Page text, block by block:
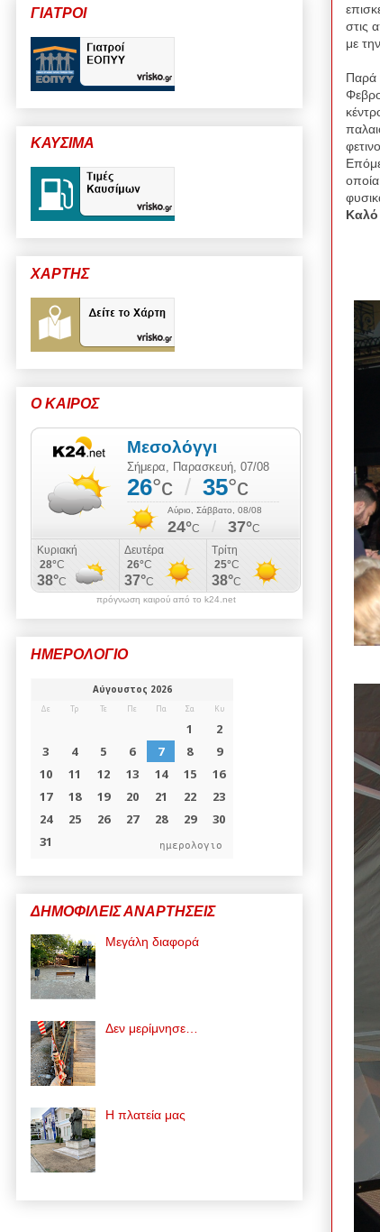
στις
με
Παρά
Καλό
ΓΙΑΤΡΟΙ
ΚΑΥΣΙΜΑ
ΧΑΡΤΗΣ
Ο ΚΑΙΡΟΣ
πρόγνωση καιρού από το k24.net
ΗΜΕΡΟΛΟΓΙΟ
ημερολογιο
ΔΗΜΟΦΙΛΕΙΣ ΑΝΑΡΤΗΣΕΙΣ
Μεγάλη διαφορά
Δεν μερίμνησε…
Η πλατεία μας